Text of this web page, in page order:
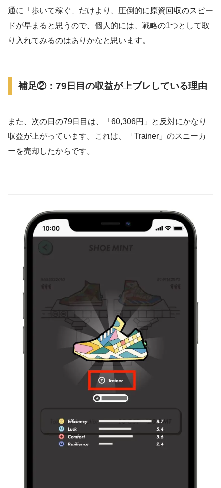
通に「歩いて稼ぐ」だけより、圧倒的に原資回収のスピー
ドが早まると思うので、個人的には、戦略の1つとして取
り入れてみるのはありかなと思います。
補足②：79日目の収益が上ブレしている理由
また、次の日の79日目は、「60,306円」と反対にかなり
収益が上がっています。これは、「Trainer」のスニーカ
ーを売却したからです。